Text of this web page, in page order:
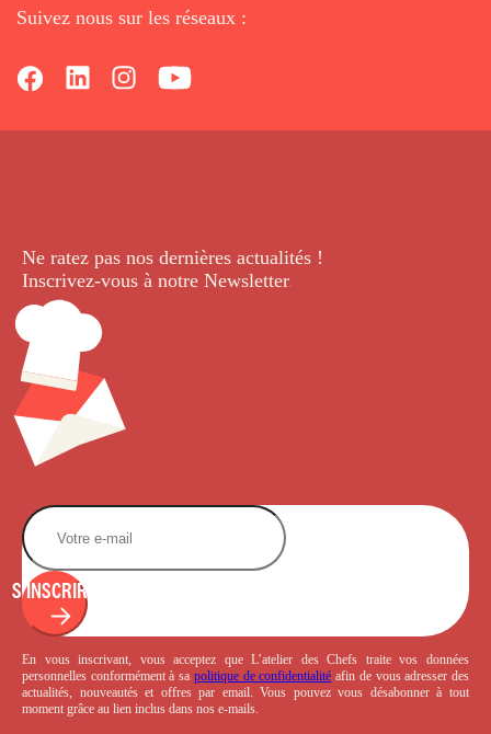
Suivez nous sur les réseaux :
Ne ratez pas nos dernières actualités !
Inscrivez-vous à notre Newsletter.
S'INSCRIRE
En vous inscrivant, vous acceptez que L’atelier des Chefs traite vos données
personnelles conformément à sa politique de confidentialité afin de vous adresser des
actualités, nouveautés et offres par email. Vous pouvez vous désabonner à tout
moment grâce au lien inclus dans nos e-mails.